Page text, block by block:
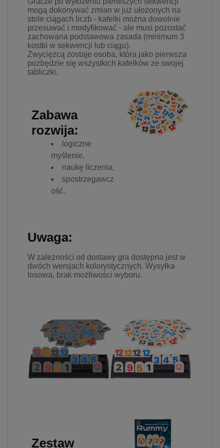
mogą dokonywać zmian w już ułożonych na
stole ciągach liczb - kafelki można dowolnie
przesuwać i modyfikować - ale musi pozostać
zachowana podstawowa zasada (minimum 3
kostki w sekwencji lub ciągu).
Zwycięzcą zostaje osoba, która jako pierwsza
pozbędzie się wszystkich kafelków ze swojej
tabliczki.
Zabawa
rozwija:
logiczne
myślenie,
naukę liczenia,
spostrzegawcz
ość.
Uwaga:
W zależności od dostawy gra dostępna jest w
dwóch wersjach kolorystycznych. Wysyłka
losowa, brak możliwości wyboru.
Zestaw